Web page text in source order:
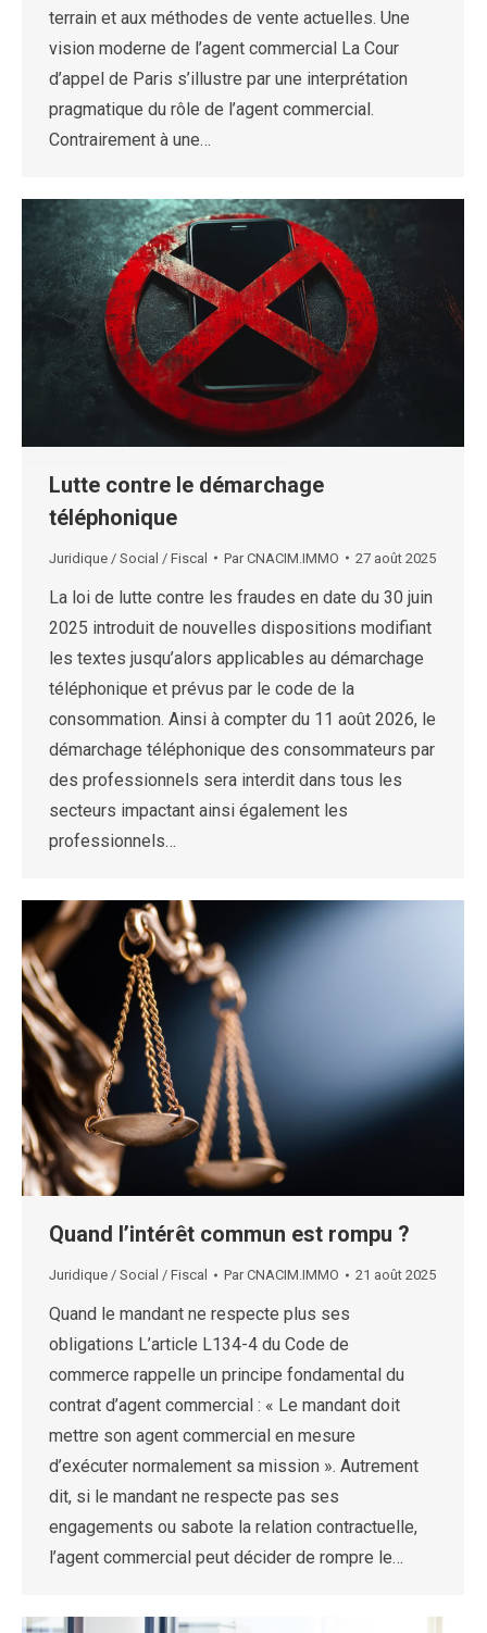
terrain et aux méthodes de vente actuelles. Une
vision moderne de l’agent commercial La Cour
d’appel de Paris s’illustre par une interprétation
pragmatique du rôle de l’agent commercial.
Contrairement à une…
Lutte contre le démarchage
téléphonique
Juridique / Social / Fiscal ParCNACIM.IMMO 27 août 2025
La loi de lutte contre les fraudes en date du 30 juin
2025 introduit de nouvelles dispositions modifiant
les textes jusqu’alors applicables au démarchage
téléphonique et prévus par le code de la
consommation. Ainsi à compter du 11 août 2026, le
démarchage téléphonique des consommateurs par
des professionnels sera interdit dans tous les
secteurs impactant ainsi également les
professionnels…
Quand l’intérêt commun est rompu ?
Juridique / Social / Fiscal ParCNACIM.IMMO 21 août 2025
Quand le mandant ne respecte plus ses
obligations L’article L134-4 du Code de
commerce rappelle un principe fondamental du
contrat d’agent commercial : « Le mandant doit
mettre son agent commercial en mesure
d’exécuter normalement sa mission ». Autrement
dit, si le mandant ne respecte pas ses
engagements ou sabote la relation contractuelle,
l’agent commercial peut décider de rompre le…